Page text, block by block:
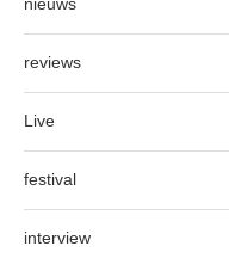
nieuws
reviews
Live
festival
interview